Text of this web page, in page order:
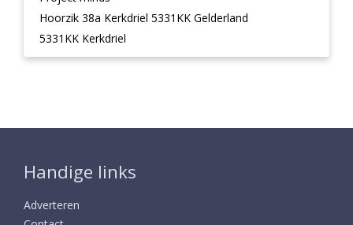
Hoorzik 38a Kerkdriel 5331KK Gelderland
5331KK Kerkdriel
Handige links
Adverteren